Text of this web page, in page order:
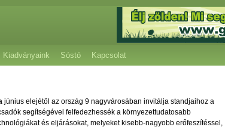
Kiadványaink Sóstó Kapcsolat
június elejétől az ország 9 nagyvárosában invitálja standjaihoz a
segítségével felfedezhessék a környezettudatosabb
és eljárásokat, melyeket kisebb-nagyobb erőfeszítéssel,